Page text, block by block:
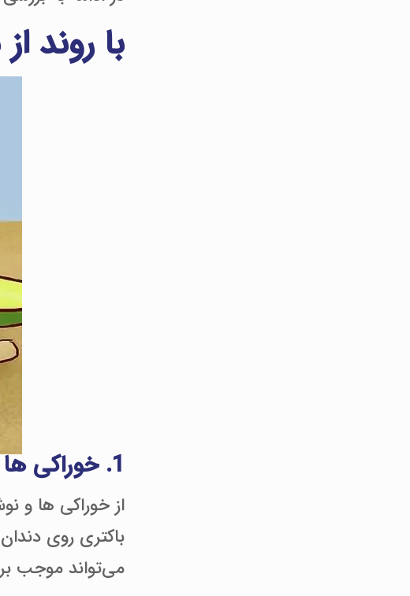
با روند
1. خوراکی ها و نوشیدنی های خود را کنترل کنید.
از خوراکی ها و
باکتری روی
می‌تواند موجب